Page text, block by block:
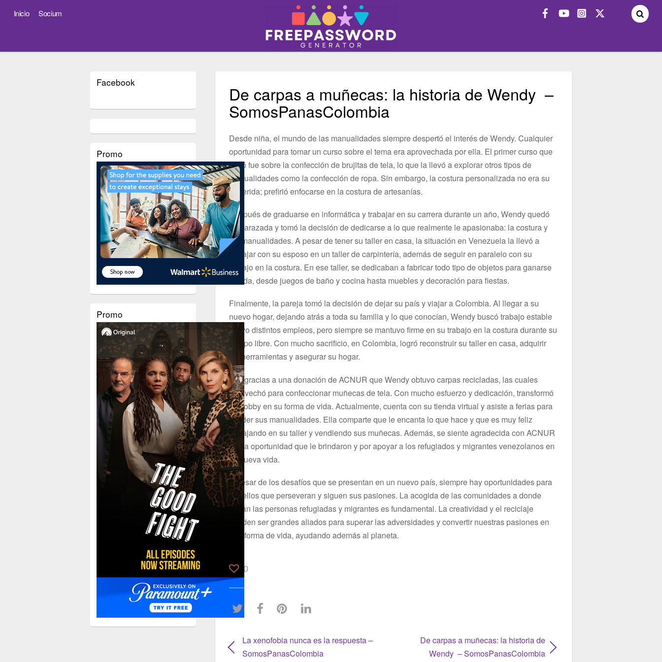
Inicio Socium
De carpas a muñecas: la historia de Wendy –
SomosPanasColombia
Desde niña, el mundo de las manualidades siempre despertó el interés de Wendy. Cualquier
oportunidad para tomar un curso sobre el tema era aprovechada por ella. El primer curso que
tomó fue sobre la confección de brujitas de tela, lo que la llevó a explorar otros tipos de
manualidades como la confección de ropa. Sin embargo, la costura personalizada no era su
preferida; prefirió enfocarse en la costura de artesanías.
Después de graduarse en informática y trabajar en su carrera durante un año, Wendy quedó
embarazada y tomó la decisión de dedicarse a lo que realmente le apasionaba: la costura y
las manualidades. A pesar de tener su taller en casa, la situación en Venezuela la llevó a
trabajar con su esposo en un taller de carpintería, además de seguir en paralelo con su
trabajo en la costura. En ese taller, se dedicaban a fabricar todo tipo de objetos para ganarse
la vida, desde juegos de baño y cocina hasta muebles y decoración para fiestas.
Finalmente, la pareja tomó la decisión de dejar su país y viajar a Colombia. Al llegar a su
nuevo hogar, dejando atrás a toda su familia y lo que conocían, Wendy buscó trabajo estable
y tuvo distintos empleos, pero siempre se mantuvo firme en su trabajo en la costura durante su
tiempo libre. Con mucho sacrificio, en Colombia, logró reconstruir su taller en casa, adquirir
las herramientas y asegurar su hogar.
Fue gracias a una donación de ACNUR que Wendy obtuvo carpas recicladas, las cuales
aprovechó para confeccionar muñecas de tela. Con mucho esfuerzo y dedicación, transformó
su hobby en su forma de vida. Actualmente, cuenta con su tienda virtual y asiste a ferias para
vender sus manualidades. Ella comparte que le encanta lo que hace y que es muy feliz
trabajando en su taller y vendiendo sus muñecas. Además, se siente agradecida con ACNUR
por la oportunidad que le brindaron y por apoyar a los refugiados y migrantes venezolanos en
su nueva vida.
A pesar de los desafíos que se presentan en un nuevo país, siempre hay oportunidades para
aquellos que perseveran y siguen sus pasiones. La acogida de las comunidades a donde
llegan las personas refugiadas y migrantes es fundamental. La creatividad y el reciclaje
pueden ser grandes aliados para superar las adversidades y convertir nuestras pasiones en
una forma de vida, ayudando además al planeta.
0
La xenofobia nunca es la respuesta –
SomosPanasColombia
De carpas a muñecas: la historia de
Wendy – SomosPanasColombia
Facebook
Promo
Promo